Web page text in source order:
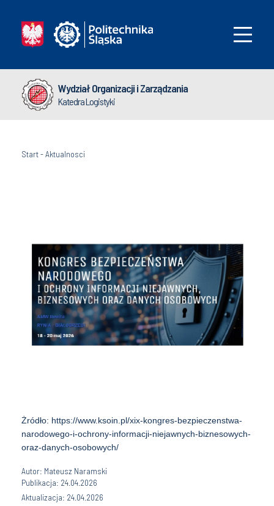
Wydział Organizacji i Zarządzania
Katedra Logistyki
Start-Aktualnosci
Żródło: https://www.ksoin.pl/xix-kongres-bezpieczenstwa-
narodowego-i-ochrony-informacji-niejawnych-biznesowych-
oraz-danych-osobowych/
Autor: Mateusz Naramski
Publikacja: 24.04.2026
Aktualizacja: 24.04.2026